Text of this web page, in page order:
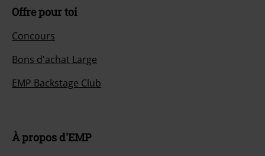
Offre pour toi
Concours
Bons d'achat Large
EMP Backstage Club
À propos d'EMP